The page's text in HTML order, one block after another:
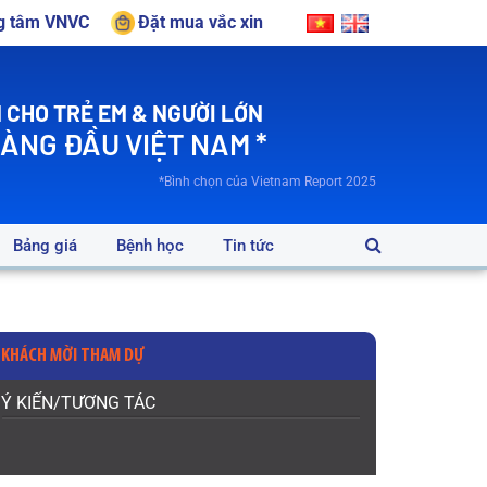
tâm VNVC Đặt mua vắc xin
TRẺ EM & NGƯỜI LỚN
ĐẦU VIỆT NAM *
*Bình chọn của Vietnam Report 2025
Bảng giá Bệnh học Tin tức
KHÁCH MỜI THAM DỰ
Ý KIẾN/TƯƠNG TÁC